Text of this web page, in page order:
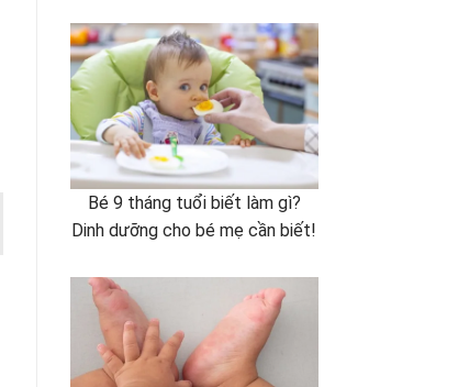
Bé 9 tháng tuổi biết làm gì?
Dinh dưỡng cho bé mẹ cần biết!